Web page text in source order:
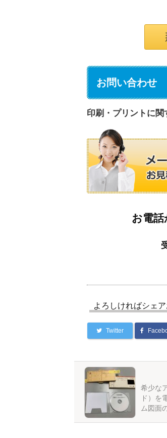
お問い合わせ
印刷・プリントに
お電
よろしければシェ
Twitter
希少な
ド）を
ム図面